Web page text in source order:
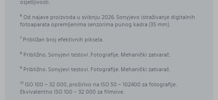
6 Od najave proizvoda u svibnju 2026. Sonyjevo istraživanje digitalnih
fotoaparata opremljenima senzorima punog kadra (35 mm).
7 Približan broj efektivnih piksela.
8 Približno. Sonyjevi testovi. Fotografije. Mehanički zatvarač.
9 Približno. Sonyjevi testovi. Fotografije. Mehanički zatvarač.
10 ISO 100 – 32 000, proširivo na ISO 50 – 102400 za fotografije.
Ekvivalentno ISO 100 – 32 000 za filmove.